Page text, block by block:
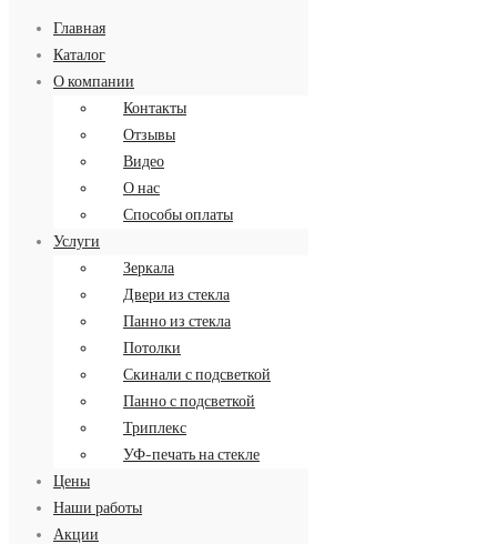
Заказать обратный звонок
8 (499) 34-34-713
Главная
Каталог
О компании
Контакты
Отзывы
Видео
О нас
Способы оплаты
Услуги
Зеркала
Двери из стекла
Панно из стекла
Потолки
Скинали с подсветкой
Панно с подсветкой
Триплекс
УФ-печать на стекле
Цены
Наши работы
Акции